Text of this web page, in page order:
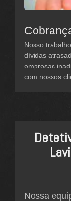
Nosso
dívidas
empresas
com nossos
Nossa